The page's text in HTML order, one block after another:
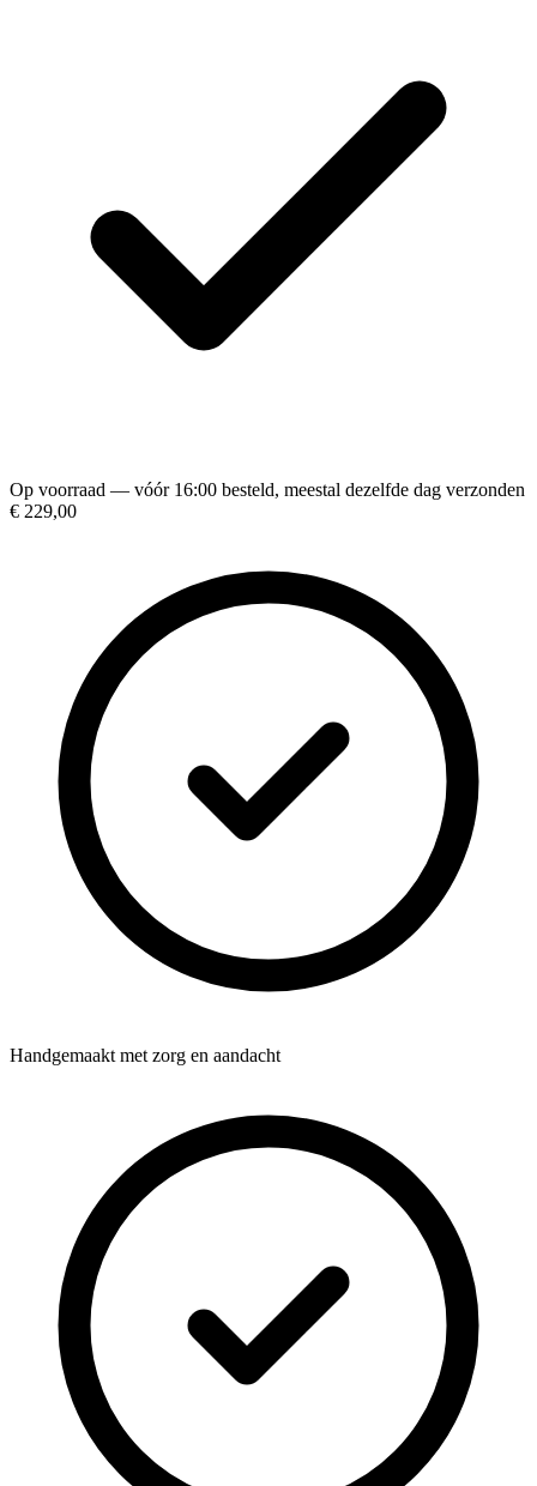
Op voorraad — vóór 16:00 besteld, meestal dezelfde dag verzonden
€ 229,00
Handgemaakt met zorg en aandacht